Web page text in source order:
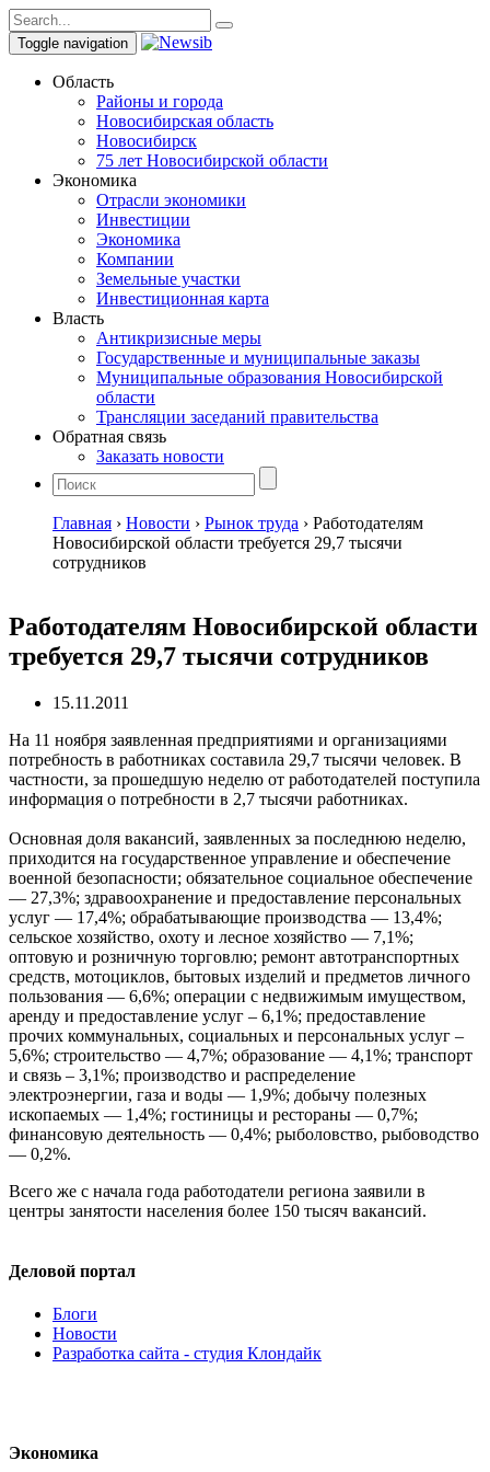
Toggle navigation
Область
Районы и города
Новосибирская область
Новосибирск
75 лет Новосибирской области
Экономика
Отрасли экономики
Инвестиции
Экономика
Компании
Земельные участки
Инвестиционная карта
Власть
Антикризисные меры
Государственные и муниципальные заказы
Муниципальные образования Новосибирской
области
Трансляции заседаний правительства
Обратная связь
Заказать новости
Главная › Новости › Рынок труда › Работодателям
Новосибирской области требуется 29,7 тысячи
сотрудников
Работодателям Новосибирской области
требуется 29,7 тысячи сотрудников
15.11.2011
На 11 ноября заявленная предприятиями и организациями
потребность в работниках составила 29,7 тысячи человек. В
частности, за прошедшую неделю от работодателей поступила
информация о потребности в 2,7 тысячи работниках.
Основная доля вакансий, заявленных за последнюю неделю,
приходится на государственное управление и обеспечение
военной безопасности; обязательное социальное обеспечение
— 27,3%; здравоохранение и предоставление персональных
услуг — 17,4%; обрабатывающие производства — 13,4%;
сельское хозяйство, охоту и лесное хозяйство — 7,1%;
оптовую и розничную торговлю; ремонт автотранспортных
средств, мотоциклов, бытовых изделий и предметов личного
пользования — 6,6%; операции с недвижимым имуществом,
аренду и предоставление услуг – 6,1%; предоставление
прочих коммунальных, социальных и персональных услуг –
5,6%; строительство — 4,7%; образование — 4,1%; транспорт
и связь – 3,1%; производство и распределение
электроэнергии, газа и воды — 1,9%; добычу полезных
ископаемых — 1,4%; гостиницы и рестораны — 0,7%;
финансовую деятельность — 0,4%; рыболовство, рыбоводство
— 0,2%.
Всего же с начала года работодатели региона заявили в
центры занятости населения более 150 тысяч вакансий.
Деловой портал
Блоги
Новости
Разработка сайта - студия Клондайк
Экономика